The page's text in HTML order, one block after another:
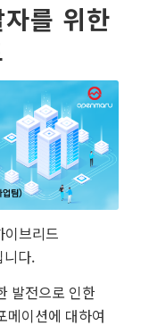
를 위한
이브리드
니다.
발전으로 인한
메이션에 대하여